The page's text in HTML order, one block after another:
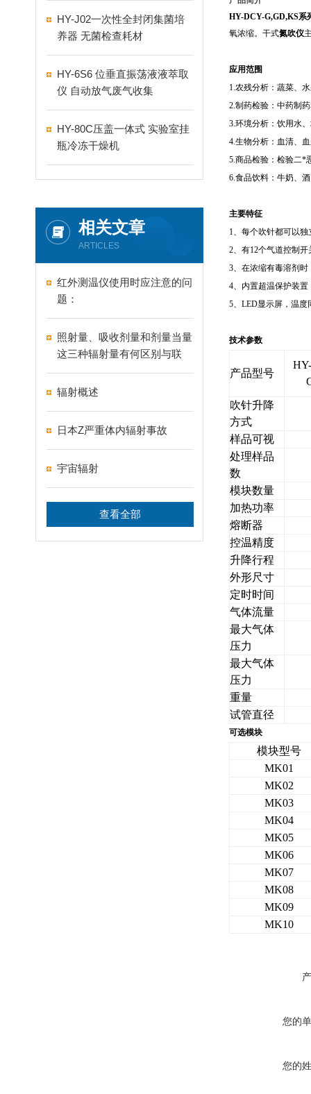
HY-J02一次性全封闭集菌培
养器 无菌检查耗材
HY-6S6 位垂直振荡液液萃取
仪 自动放气废气收集
HY-80C压盖一体式 实验室挂
瓶冷冻干燥机
相关文章
ARTICLES
红外测温仪使用时应注意的问
题：
照射量、吸收剂量和剂量当量
这三种辐射量有何区别与联
系?
辐射概述
日本Z严重体内辐射事故
宇宙辐射
查看全部
HY-DCY-G,GD,KS系
氧浓缩。干式氮吹仪
应用范围
1.农残分析：蔬菜、
2.制药检验：中药制
3.环境分析：饮用水
4.生物分析：血清、
5.商品检验：检验二*
6.食品饮料：牛奶、
主要特征
1、每个吹针都可以
2、有12个气道控制开
3、在浓缩有毒溶剂
4、内置超温保护装
5、 LED显示屏，温度
技术参数
产品型号
吹针升降
方式
样品可视
处理样品
数
模块数量
加热功率
熔断器
控温精度
升降行程
外形尺寸
定时时间
气体流量
最大气体
压力
最大气体
压力
重量
试管直径
可选模块
模块型号
MK01
MK02
MK03
MK04
MK05
MK06
MK07
MK08
MK09
MK10
您的
您的